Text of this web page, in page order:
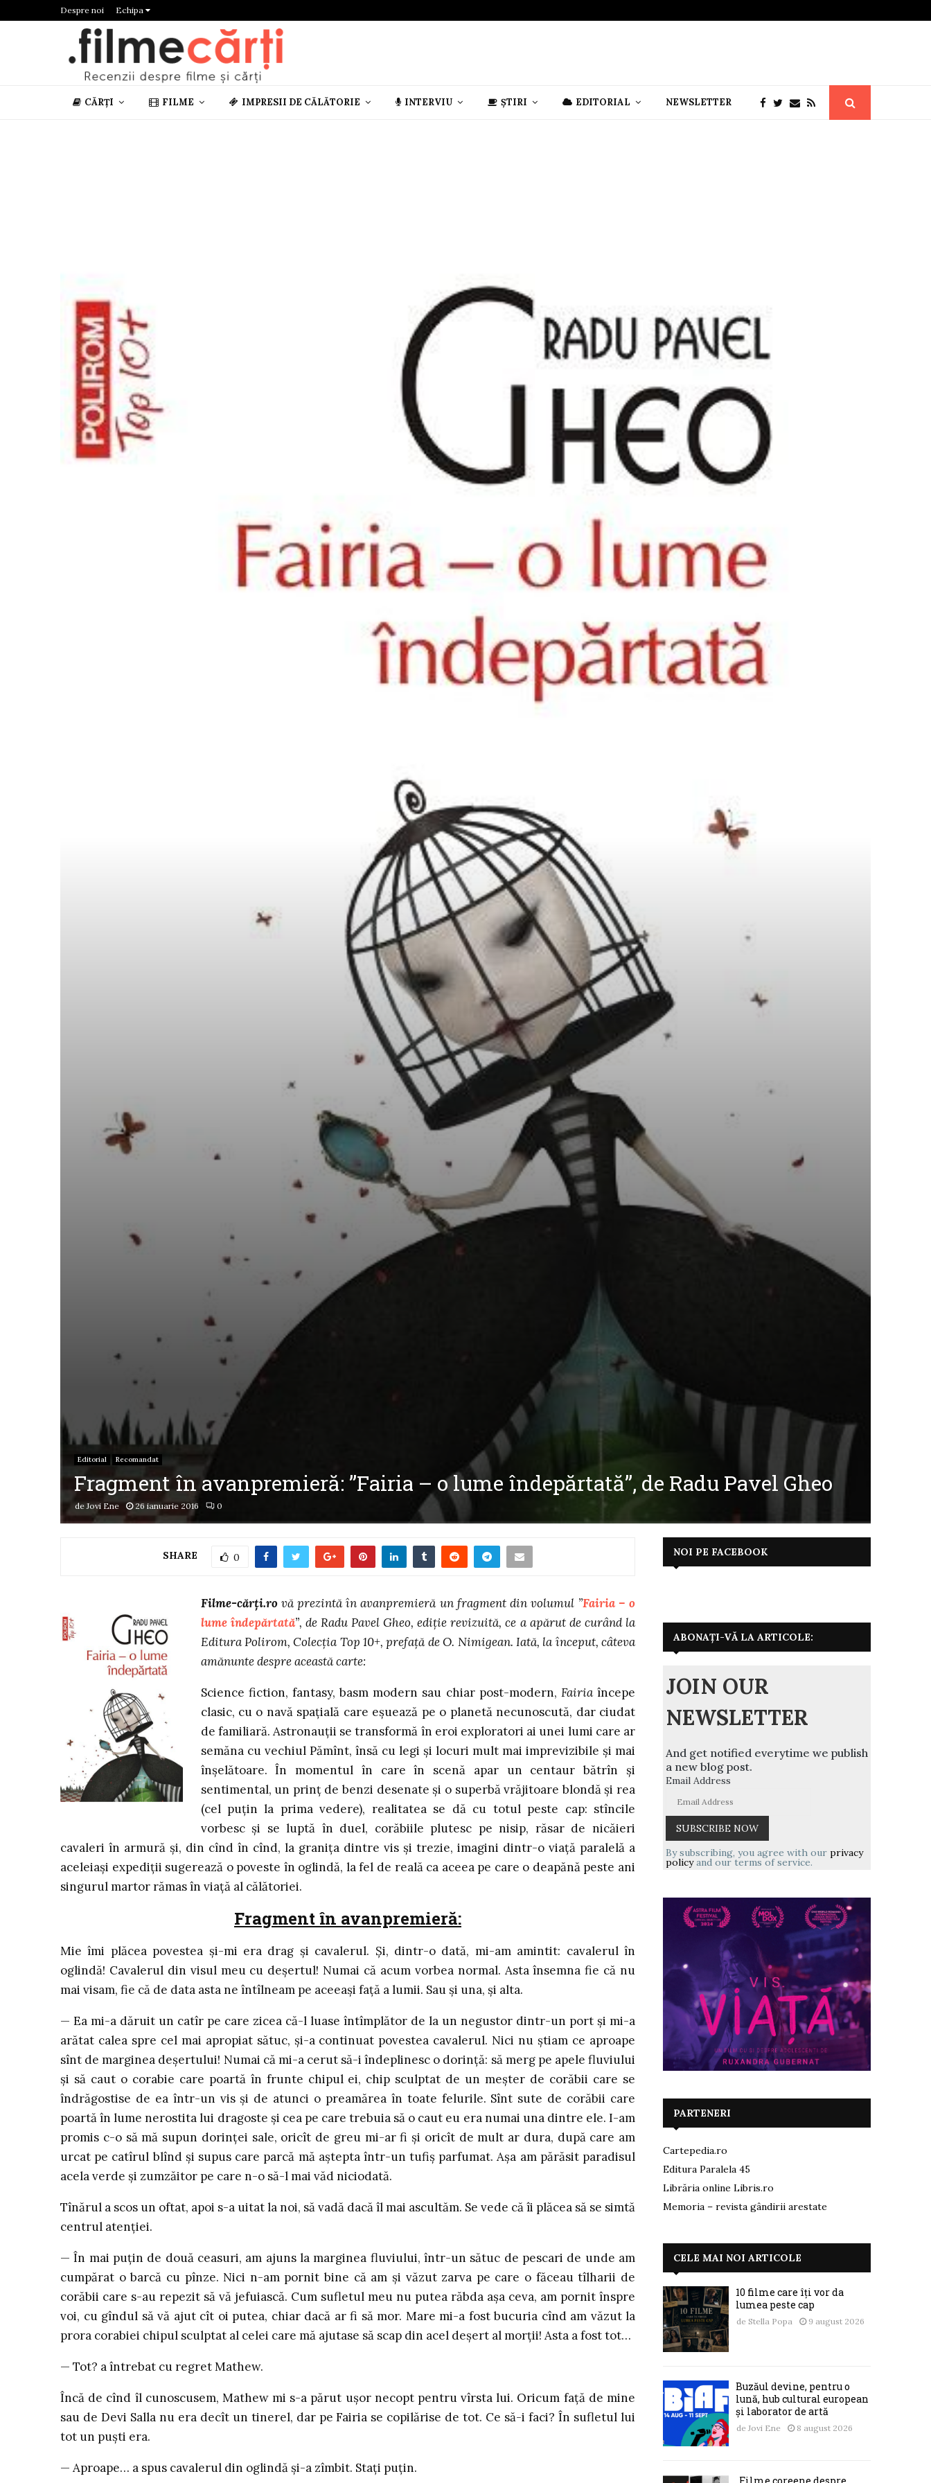
Despre noi Echipa
CĂRȚI FILME IMPRESII DE CĂLĂTORIE INTERVIU ȘTIRI EDITORIAL NEWSLETTER
Editorial Recomandat
Fragment în avanpremieră: ”Fairia – o lume îndepărtată”, de Radu Pavel Gheo
deJovi Ene 26 ianuarie 2016 0
SHARE 0
Filme-cărți.rovă prezintă în avanpremieră un fragment din volumul ”Fairia – o
lume îndepărtată”, de Radu Pavel Gheo, ediție revizuită, ce a apărut de curând la
Editura Polirom, Colecția Top 10+, prefață de O. Nimigean. Iată, la început, câteva
amănunte despre această carte:
Science fiction, fantasy, basm modern sau chiar post-modern, Fairiaîncepe
clasic, cu o navă spaţială care eşuează pe o planetă necunoscută, dar ciudat
de familiară. Astronauţii se transformă în eroi exploratori ai unei lumi care ar
semăna cu vechiul Pămînt, însă cu legi şi locuri mult mai imprevizibile şi mai
înşelătoare. În momentul în care în scenă apar un centaur bătrîn şi
sentimental, un prinţ de benzi desenate şi o superbă vrăjitoare blondă şi rea
(cel puţin la prima vedere), realitatea se dă cu totul peste cap: stîncile
vorbesc şi se luptă în duel, corăbiile plutesc pe nisip, răsar de nicăieri
cavaleri în armură şi, din cînd în cînd, la graniţa dintre vis şi trezie, imagini dintr-o viaţă paralelă a
aceleiaşi expediţii sugerează o poveste în oglindă, la fel de reală ca aceea pe care o deapănă peste ani
singurul martor rămas în viaţă al călătoriei.
Fragment în avanpremieră:
Mie îmi plăcea povestea şi-mi era drag şi cavalerul. Şi, dintr-o dată, mi-am amintit: cavalerul în
oglindă! Cavalerul din visul meu cu deşertul! Numai că acum vorbea normal. Asta însemna fie că nu
mai visam, fie că de data asta ne întîlneam pe aceeaşi faţă a lumii. Sau şi una, şi alta.
— Ea mi-a dăruit un catîr pe care zicea că-l luase întîmplător de la un negustor dintr-un port şi mi-a
arătat calea spre cel mai apropiat sătuc, şi-a continuat povestea cavalerul. Nici nu ştiam ce aproape
sînt de marginea deşertului! Numai că mi-a cerut să-i îndeplinesc o dorinţă: să merg pe apele fluviului
şi să caut o corabie care poartă în frunte chipul ei, chip sculptat de un meşter de corăbii care se
îndrăgostise de ea într-un vis şi de atunci o preamărea în toate felurile. Sînt sute de corăbii care
poartă în lume nerostita lui dragoste şi cea pe care trebuia să o caut eu era numai una dintre ele. I-am
promis c-o să mă supun dorinţei sale, oricît de greu mi-ar fi şi oricît de mult ar dura, după care am
urcat pe catîrul blînd şi supus care parcă mă aştepta într-un tufiş parfumat. Aşa am părăsit paradisul
acela verde şi zumzăitor pe care n-o să-l mai văd niciodată.
Tînărul a scos un oftat, apoi s-a uitat la noi, să vadă dacă îl mai ascultăm. Se vede că îi plăcea să se simtă
centrul atenţiei.
— În mai puţin de două ceasuri, am ajuns la marginea fluviului, într-un sătuc de pescari de unde am
cumpărat o barcă cu pînze. Nici n-am pornit bine că am şi văzut zarva pe care o făceau tîlharii de
corăbii care s-au repezit să vă jefuiască. Cum sufletul meu nu putea răbda aşa ceva, am pornit înspre
voi, cu gîndul să vă ajut cît oi putea, chiar dacă ar fi să mor. Mare mi-a fost bucuria cînd am văzut la
prora corabiei chipul sculptat al celei care mă ajutase să scap din acel deşert al morţii! Asta a fost tot…
— Tot? a întrebat cu regret Mathew.
Încă de cînd îl cunoscusem, Mathew mi s-a părut uşor necopt pentru vîrsta lui. Oricum faţă de mine
sau de Devi Salla nu era decît un tinerel, dar pe Fairia se copilărise de tot. Ce să-i faci? În sufletul lui
tot un puşti era.
— Aproape… a spus cavalerul din oglindă şi-a zîmbit. Staţi puţin.
NOI PE FACEBOOK
ABONAȚI-VĂ LA ARTICOLE:
JOIN OUR
NEWSLETTER
And get notified everytime we publish
a new blog post.
Email Address
By subscribing, you agree with our privacy
policyand our terms of service.
PARTENERI
Cartepedia.ro
Editura Paralela 45
Librăria online Libris.ro
Memoria – revista gândirii arestate
CELE MAI NOI ARTICOLE
10 filme care îți vor da
lumea peste cap
de Stella Popa 9 august 2026
Buzăul devine, pentru o
lună, hub cultural european
și laborator de artă
de Jovi Ene 8 august 2026